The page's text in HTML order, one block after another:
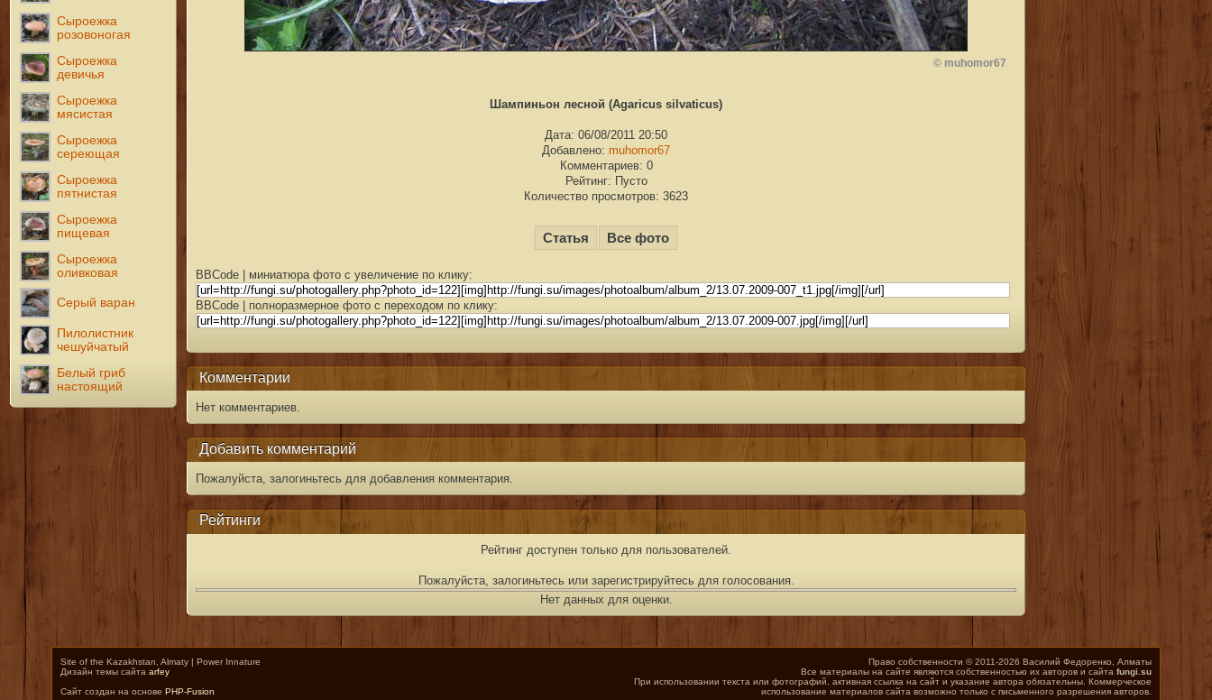
Сыроежка
розовоногая
Сыроежка
девичья
Сыроежка
мясистая
Сыроежка
сереющая
Сыроежка
пятнистая
Сыроежка
пищевая
Сыроежка
оливковая
Серый варан
Пилолистник
чешуйчатый
Белый гриб
настоящий
© muhomor67
Шампиньон лесной (Agaricus silvaticus)
Дата: 06/08/2011 20:50
Добавлено: muhomor67
Комментариев: 0
Рейтинг: Пусто
Количество просмотров: 3623
Статья Все фото
BBCode | миниатюра фото с увеличение по клику:
BBCode | полноразмерное фото с переходом по клику:
Комментарии
Нет комментариев.
Добавить комментарий
Пожалуйста, залогиньтесь для добавления комментария.
Рейтинги
Рейтинг доступен только для пользователей.
Пожалуйста, залогиньтесь или зарегистрируйтесь для голосования.
Нет данных для оценки.
Site of the Kazakhstan, Almaty | Power Innature
Дизайн темы сайтаarfey
Сайт создан на основеPHP-Fusion
Право собственности © 2011-2026 Василий Федоренко, Алматы
Все материалы на сайте являются собственностью их авторов и сайта fungi.su
При использовании текста или фотографий, активная ссылка на сайт и указание автора обязательны. Коммерческое
использование материалов сайта возможно только с письменного разрешения авторов.